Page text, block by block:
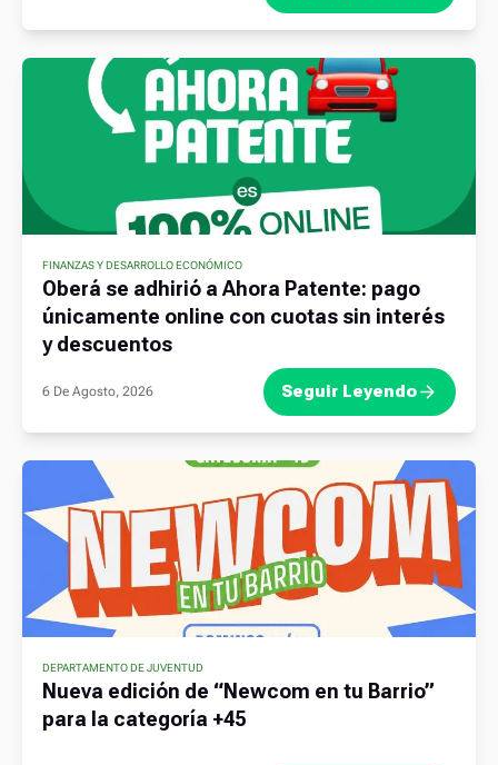
FINANZAS Y DESARROLLO ECONÓMICO
Oberá se adhirió a Ahora Patente: pago
únicamente online con cuotas sin interés
y descuentos
6 De Agosto, 2026 Seguir Leyendo
DEPARTAMENTO DE JUVENTUD
Nueva edición de “Newcom en tu Barrio”
para la categoría +45